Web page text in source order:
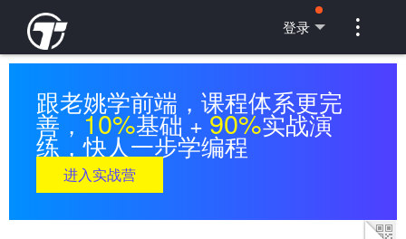
登录 
跟老姚学前端，课程体系更完
善，10%基础 +90%实战演
练，快人一步学编程
进入实战营